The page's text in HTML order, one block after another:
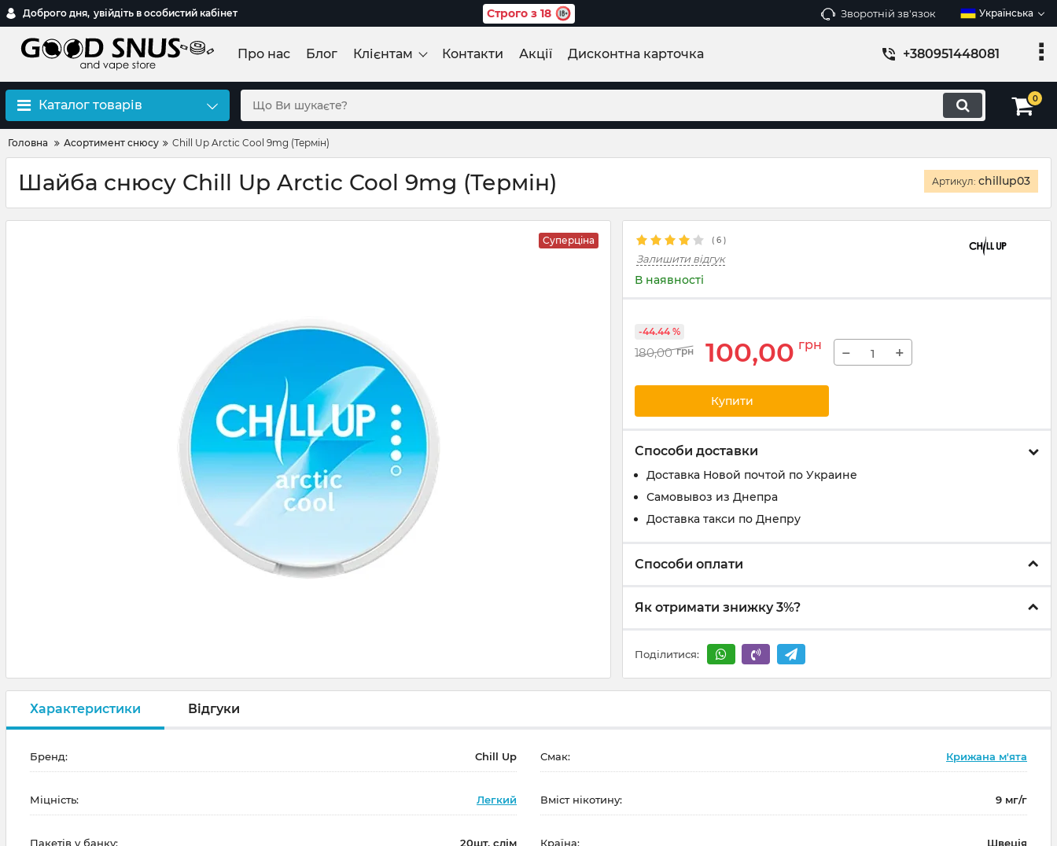
Доброго дня, увійдіть в особистий кабінет Строго з 18 Зворотній зв'язок Українська
Про нас Блог Клієнтам Контакти Акції Дисконтна карточка +380951448081
Каталог товарів 0
Головна Асортимент снюсу Chill Up Arctic Cool 9mg (Термін)
Шайба снюсу Chill Up Arctic Cool 9mg (Термін) Артикул: chillup03
Суперціна ( 6 )
Залишити відгук
В наявності
180,00 грн 100,00 грн
-44.44 %
− +
Купити
Способи доставки
Доставка Новой почтой по Украине
Самовывоз из Днепра
Доставка такси по Днепру
Способи оплати
Як отримати знижку 3%?
Поділитися:
Характеристики Відгуки
Бренд: Chill Up Смак: Крижана м'ята
Міцність: Легкий Вміст нікотину: 9 мг/г
Пакетів у банку: 20шт, слім Країна: Швеція